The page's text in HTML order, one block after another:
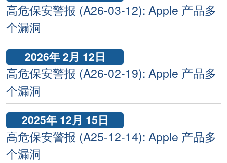
高危保安警报 (A26-03-12): Apple 产品多
个漏洞
2026年 2月 12日
高危保安警报 (A26-02-19): Apple 产品多
个漏洞
2025年 12月 15日
高危保安警报 (A25-12-14): Apple 产品多
个漏洞